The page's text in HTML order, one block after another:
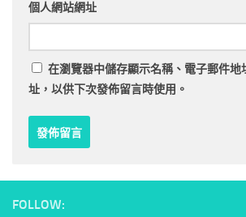
個人網站網址
在瀏覽器中儲存顯示名稱、電子郵件地
址，以供下次發佈留言時使用。
FOLLOW: